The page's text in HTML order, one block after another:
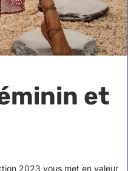
et
2023 vous met en valeur